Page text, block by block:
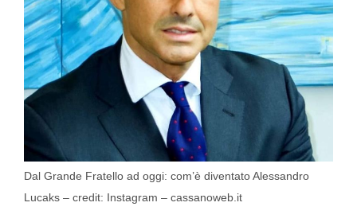
Dal Grande Fratello ad oggi: com’è diventato Alessandro
Lucaks – credit: Instagram – cassanoweb.it